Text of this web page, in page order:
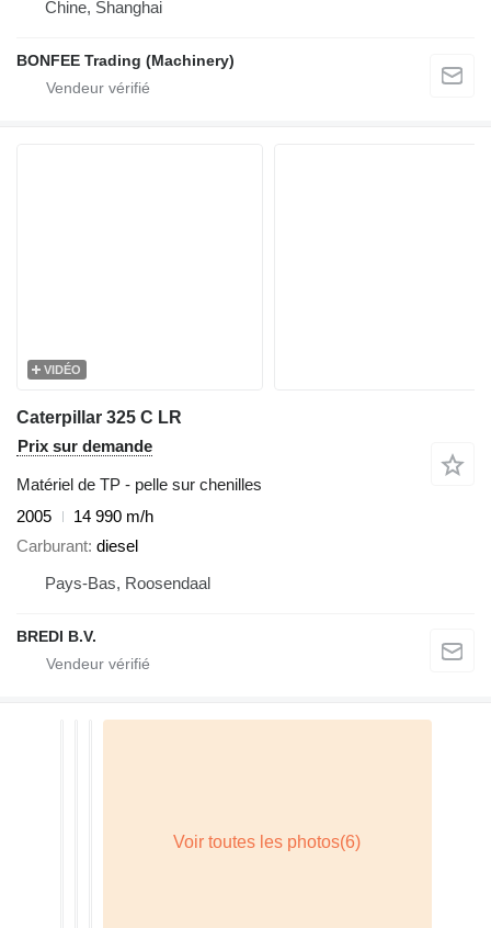
Chine, Shanghai
BONFEE Trading (Machinery)
VIDÉO
Caterpillar 325 C LR
Prix sur demande
Matériel de TP - pelle sur chenilles
2005
14 990 m/h
Carburant diesel
Pays-Bas, Roosendaal
BREDI B.V.